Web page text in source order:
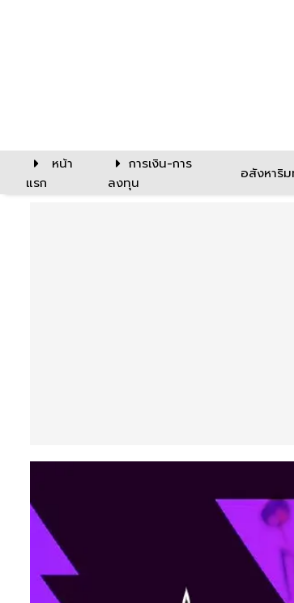
หน้า
แรก
การเงิน-การ
ลงทุน
อสังหาริ